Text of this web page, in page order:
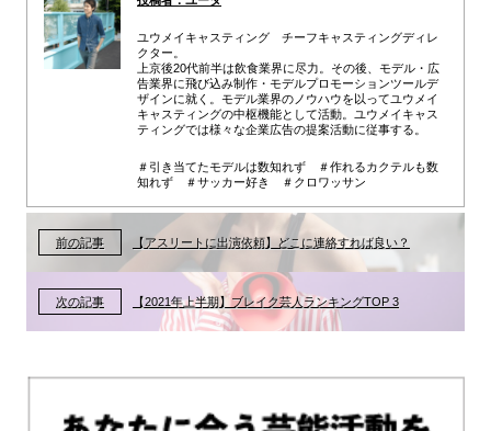
ユウメイキャスティング チーフキャスティングディレ
クター。
上京後20代前半は飲食業界に尽力。その後、モデル・広
告業界に飛び込み制作・モデルプロモーションツールデ
ザインに就く。モデル業界のノウハウを以ってユウメイ
キャスティングの中枢機能として活動。ユウメイキャス
ティングでは様々な企業広告の提案活動に従事する。
＃引き当てたモデルは数知れず ＃作れるカクテルも数
知れず ＃サッカー好き ＃クロワッサン
前の記事 【アスリートに出演依頼】どこに連絡すれば良い？
次の記事 【2021年上半期】ブレイク芸人ランキングTOP 3